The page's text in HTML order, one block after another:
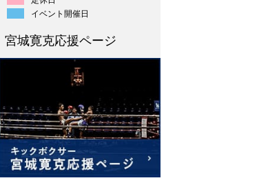
イベント開催日